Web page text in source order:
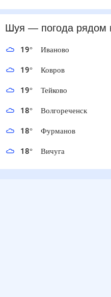
Шуя — погода рядом
19° Иваново
19° Ковров
19° Тейково
18° Волгореченск
18° Фурманов
18° Вичуга